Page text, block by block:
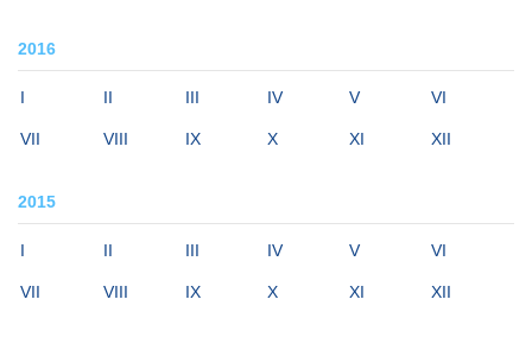
2016
I II III IV V VI
VII VIII IX X XI XII
2015
I II III IV V VI
VII VIII IX X XI XII